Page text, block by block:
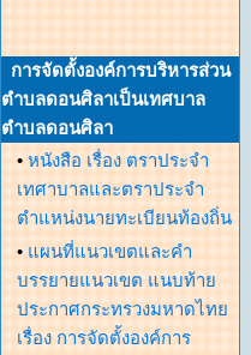
การจัดตั้งองค์การบริหารส่วน
ตำบลดอนศิลาเป็นเทศบาล
ตำบลดอนศิลา
• หนังสือ เรื่อง ตราประจำ
เทศาบาลและตราประจำ
ตำแหน่งนายทะเบียนท้องถิ่น
• แผนที่แนวเขตและคำ
บรรยายแนวเขต แนบท้าย
ประกาศกระทรวงมหาดไทย
เรื่อง การจัดตั้งองค์การ